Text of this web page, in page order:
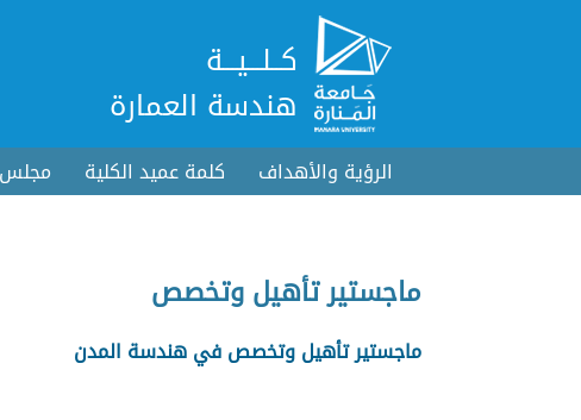
كــلـــيـــة
هندسة العمارة
الرؤية والأهداف كلمة عميد الكلية مجلس
ماجستير تأهيل وتخصص
ماجستير تأهيل وتخصص في هندسة المدن